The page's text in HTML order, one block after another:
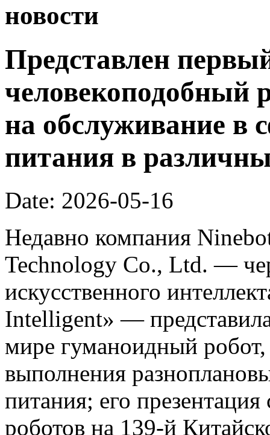
новости
Представлен
человекоподобный
на обслуживание в
питания в
Date: 2026-05-16
Недавно компания
Technology Co., Ltd. —
искусственного
Intelligent» —
мире гуманоидный
выполнения
питания; его
роботов на 139-й